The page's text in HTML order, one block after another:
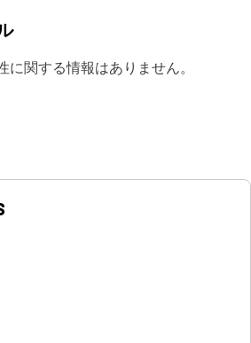
関する情報はありません。